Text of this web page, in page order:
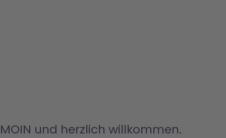
MOIN und herzlich willkommen.